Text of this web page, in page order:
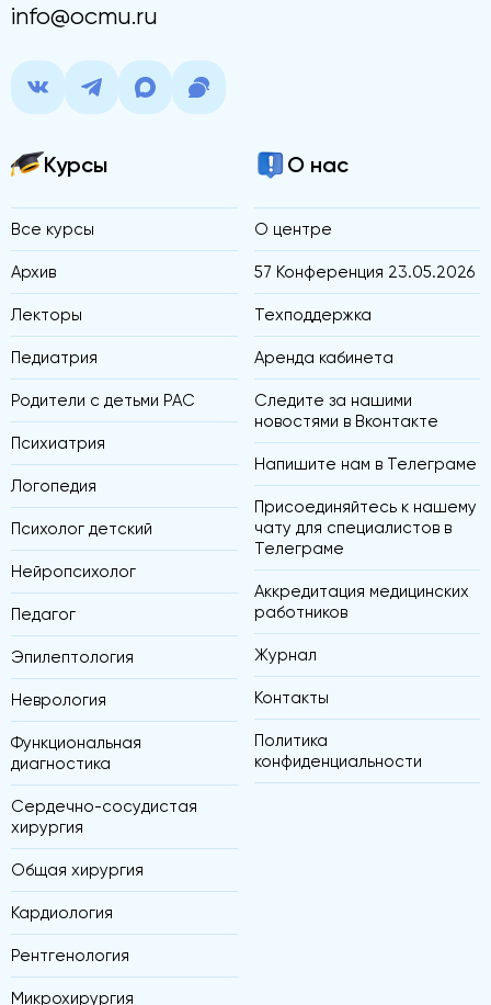
info@ocmu.ru
Курсы
Все курсы
Архив
Лекторы
Педиатрия
Родители с детьми РАС
Психиатрия
Логопедия
Психолог детский
Нейропсихолог
Педагог
Эпилептология
Неврология
Функциональная
диагностика
Сердечно-сосудистая
хирургия
Общая хирургия
Кардиология
Рентгенология
Микрохирургия
О нас
О центре
57 Конференция 23.05.2026
Техподдержка
Аренда кабинета
Следите за нашими
новостями в Вконтакте
Напишите нам в Телеграме
Присоединяйтесь к нашему
чату для специалистов в
Телеграме
Аккредитация медицинских
работников
Журнал
Контакты
Политика
конфиденциальности